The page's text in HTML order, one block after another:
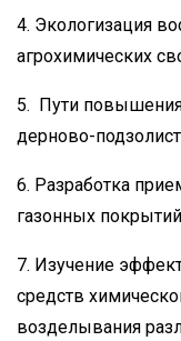
4. Экологизация
агрохимических
5. Пути повышения
дерново-
6. Разработка
газонных
7. Изучение
средств
возделывания